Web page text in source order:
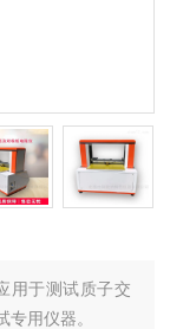
用于测试质子交
用仪器。